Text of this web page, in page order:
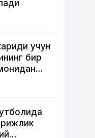
учун
бир